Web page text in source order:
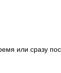
или сразу